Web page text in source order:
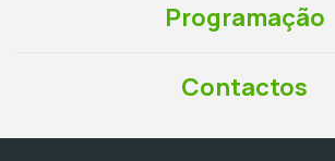
Programação
Contactos